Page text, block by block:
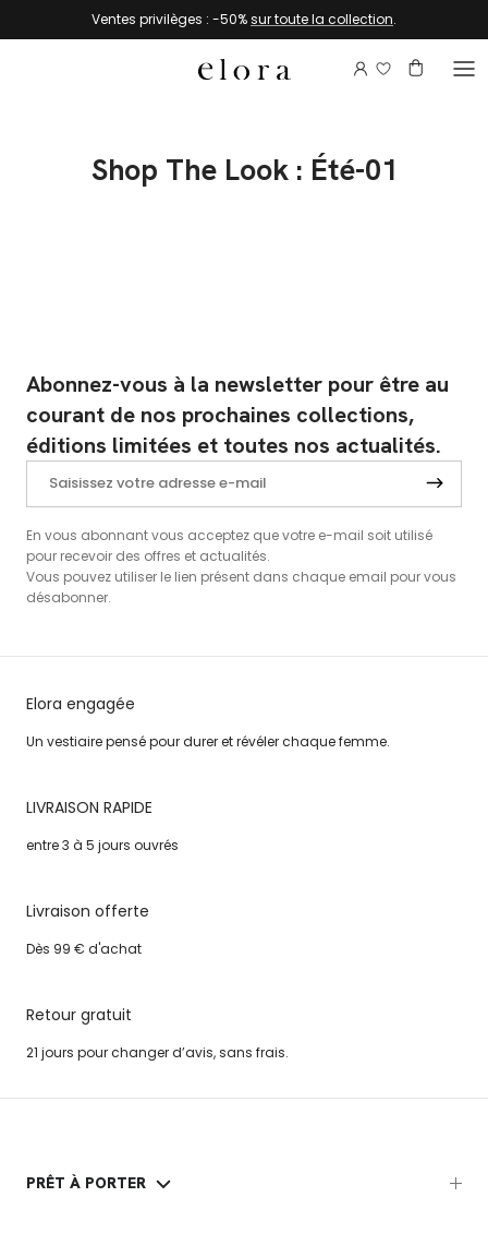
Aller au contenuVentes privilèges : -50%sur toute la collection.
CompteConnectez-
Panier
Shop The Look : Été-01
Abonnez-vous à la newsletter pour être au
courant de nos prochaines collections,
éditions limitées et toutes nos actualités.
En vous abonnant vous acceptez que votre e-mail soit utilisé
pour recevoir des offres et actualités.
Vous pouvez utiliser le lien présent dans chaque email pour vous
désabonner.
Elora engagée
Un vestiaire pensé pour durer et révéler chaque femme.
LIVRAISON RAPIDE
entre 3 à 5 jours ouvrés
Livraison offerte
Dès 99 € d'achat
Retour gratuit
21 jours pour changer d’avis, sans frais.
PRÊT À PORTER